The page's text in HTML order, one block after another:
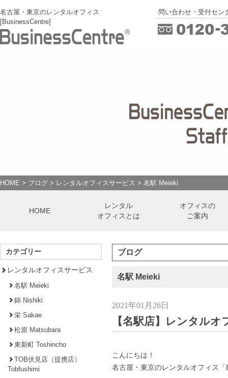
名古屋・東京のレンタルオフィス
[BusinessCentre]
問い合わせ・受付セン
HOME > ブログ > レンタルオフィスサービス > 名駅 Meieki
HOME
レンタル
オフィスとは
オフィスの
ご案内
ブログ
名駅 Meieki
2021年01月26日
【名駅店】レンタル
こんにちは！
名古屋・東京のレンタルオフィス
カテゴリー
レンタルオフィスサービス
名駅 Meieki
錦 Nishiki
栄 Sakae
松原 Matsubara
東新町 Toshincho
TOB伏見店（提携店）
Tobfushimi